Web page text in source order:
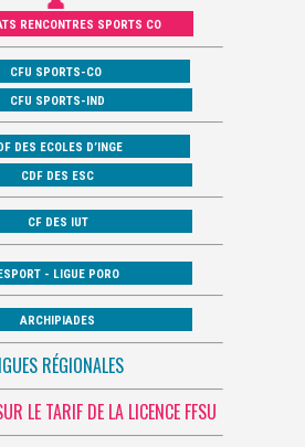
RENCONTRES SPORTS CO
CFU SPORTS-CO
CFU SPORTS-IND
DES ECOLES D’INGE
CDF DES ESC
CF DES IUT
- LIGUE PORO
ARCHIPIADES
RÉGIONALES
LE TARIF DE LA LICENCE FFSU